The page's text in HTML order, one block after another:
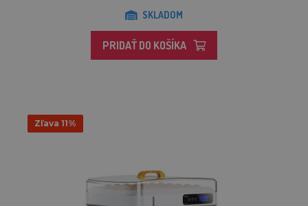
SKLADOM
PRIDAŤ DO KOŠÍKA
Zľava 11%